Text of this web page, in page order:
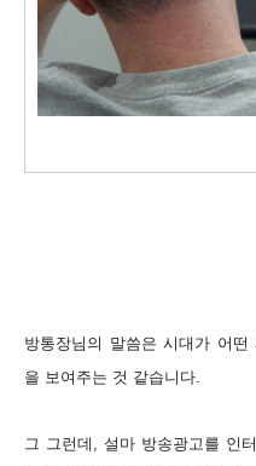
방통장님의 말씀은 시대가 어
을 보여주는 것 같습니다.
그 그런데, 설마 방송광고를 인